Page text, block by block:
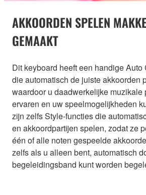
AKKOORDEN SPELEN
GEMAAKT
Dit keyboard heeft een handige
die automatisch de juiste akkoorden
waardoor u daadwerkelijke muzikale
ervaren en uw speelmogelijkheden
zijn zelfs Style-functies die
en akkoordpartijen spelen, zodat ze
één of alle noten gespeelde
zelfs als u alleen bent, automatisch
begeleidingsband kunt worden